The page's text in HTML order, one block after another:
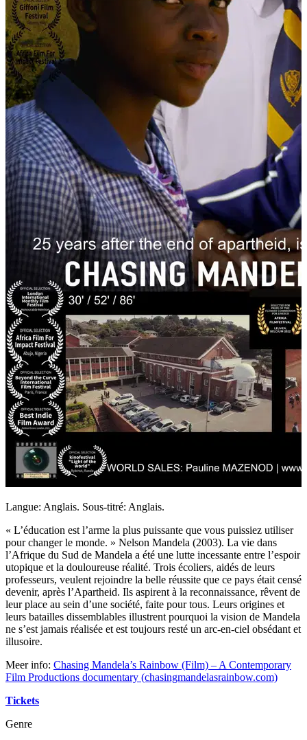
Langue: Anglais. Sous-titré: Anglais.
« L’éducation est l’arme la plus puissante que vous puissiez utiliser
pour changer le monde. » Nelson Mandela (2003). La vie dans
l’Afrique du Sud de Mandela a été une lutte incessante entre l’espoir
utopique et la douloureuse réalité. Trois écoliers, aidés de leurs
professeurs, veulent rejoindre la belle réussite que ce pays était censé
devenir, après l’Apartheid. Ils aspirent à la reconnaissance, rêvent de
leur place au sein d’une société, faite pour tous. Leurs origines et
leurs batailles dissemblables illustrent pourquoi la vision de Mandela
ne s’est jamais réalisée et est toujours resté un arc-en-ciel obsédant et
illusoire.
Meer info: Chasing Mandela’s Rainbow (Film) – A Contemporary
Film Productions documentary (chasingmandelasrainbow.com)
Tickets
Genre